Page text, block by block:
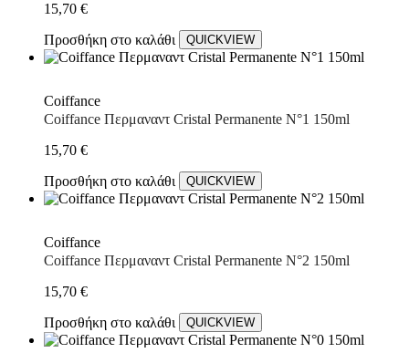
15,70 €
Προσθήκη στο καλάθι
QUICKVIEW
Coiffance
Coiffance Περμαναντ Cristal Permanente N°1 150ml
15,70 €
Προσθήκη στο καλάθι
QUICKVIEW
Coiffance
Coiffance Περμαναντ Cristal Permanente N°2 150ml
15,70 €
Προσθήκη στο καλάθι
QUICKVIEW